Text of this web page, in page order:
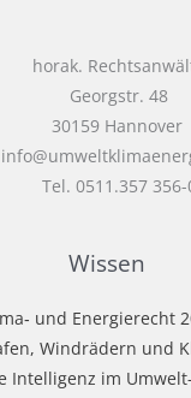
horak.
Georgstr. 48
30159 Hannover
Tel. 0511.357 356-
Wissen
und Energierecht
Windrädern und
Intelligenz im